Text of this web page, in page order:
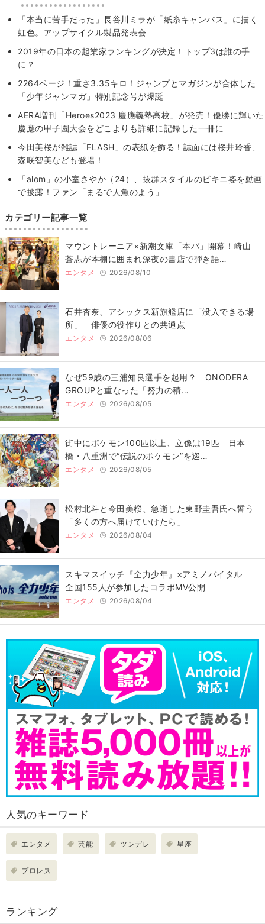
「本当に苦手だった」長谷川ミラが「紙糸キャンバス」に描く
虹色。アップサイクル製品発表会
2019年の日本の起業家ランキングが決定！トップ3は誰の手
に？
2264ページ！重さ3.35キロ！ジャンプとマガジンが合体した
「少年ジャンマガ」特別記念号が爆誕
AERA増刊「Heroes2023 慶應義塾高校」が発売！優勝に輝いた
慶應の甲子園大会をどこよりも詳細に記録した一冊に
今田美桜が雑誌「FLASH」の表紙を飾る！誌面には桜井玲香、
森咲智美なども登場！
「alom」の小室さやか（24）、抜群スタイルのビキニ姿を動画
で披露！ファン「まるで人魚のよう」
カテゴリー記事一覧
マウントレーニア×新潮文庫「本パ」開幕！崎山
蒼志が本棚に囲まれ深夜の書店で弾き語…
エンタメ 2026/08/10
石井杏奈、アシックス新旗艦店に「没入できる場
所」 俳優の役作りとの共通点
エンタメ 2026/08/06
なぜ59歳の三浦知良選手を起用？ ONODERA
GROUPと重なった「努力の積…
エンタメ 2026/08/05
街中にポケモン100匹以上、立像は19匹 日本
橋・八重洲で“伝説のポケモン”を巡…
エンタメ 2026/08/05
松村北斗と今田美桜、急逝した東野圭吾氏へ誓う
「多くの方へ届けていけたら」
エンタメ 2026/08/04
スキマスイッチ『全力少年』×アミノバイタル
全国155人が参加したコラボMV公開
エンタメ 2026/08/04
人気のキーワード
エンタメ 芸能 ツンデレ 星座
プロレス
ランキング